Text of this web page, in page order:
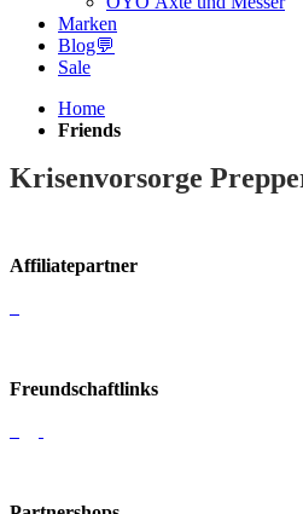
Marken
Blog💬
Sale
Home
Friends
Krisenvorsorge
Affiliatepartner
Freundschaftlinks